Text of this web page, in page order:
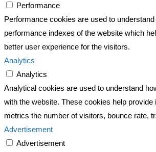
Performance
Performance cookies are used to
performance indexes of the website which
better user experience for the visitors.
Analytics
Analytics
Analytical cookies are used to understand
with the website. These cookies help provide
metrics the number of visitors, bounce rate,
Advertisement
Advertisement